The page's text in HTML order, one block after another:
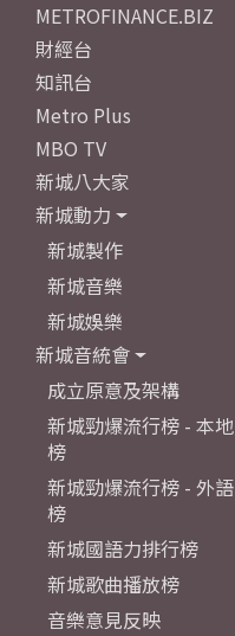
METROFINANCE.BIZ
財經台
知訊台
Metro Plus
MBO TV
新城八大家
新城動力
新城製作
新城音樂
新城娛樂
新城音統會
成立原意及架構
新城勁爆流行榜 - 本地
榜
新城勁爆流行榜 - 外語
榜
新城國語力排行榜
新城歌曲播放榜
音樂意見反映